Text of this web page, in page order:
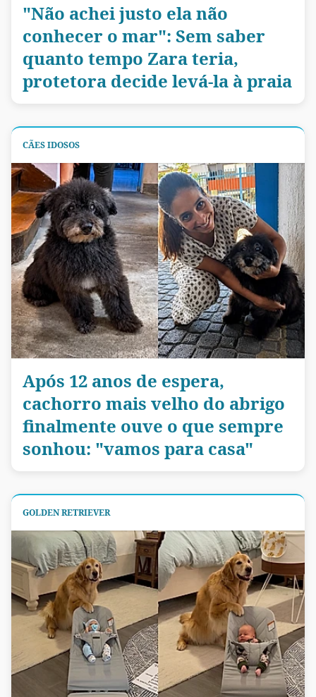
"Não achei justo ela não
conhecer o mar": Sem saber
quanto tempo Zara teria,
protetora decide levá-la à praia
CÃES IDOSOS
Após 12 anos de espera,
cachorro mais velho do abrigo
finalmente ouve o que sempre
sonhou: "vamos para casa"
GOLDEN RETRIEVER